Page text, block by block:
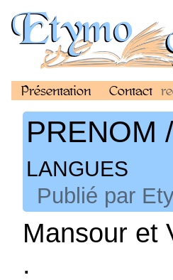
Présentation Contact
PRENOM
langues
Publié par
Mansour et
.